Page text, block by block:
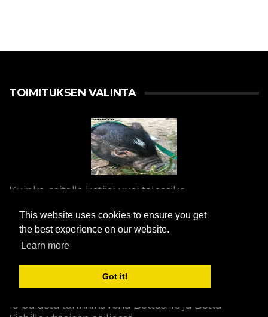
This website uses cookies to ensure you get
the best experience on our website.
Learn more
Got it!
TOIMITUKSEN VALINTA
Kuinka esitellä kotiisi uusi talossika
Maatilan eläimet lemmikkieläiminä
10 parasta tankkikaveria Bettasille ja Betta